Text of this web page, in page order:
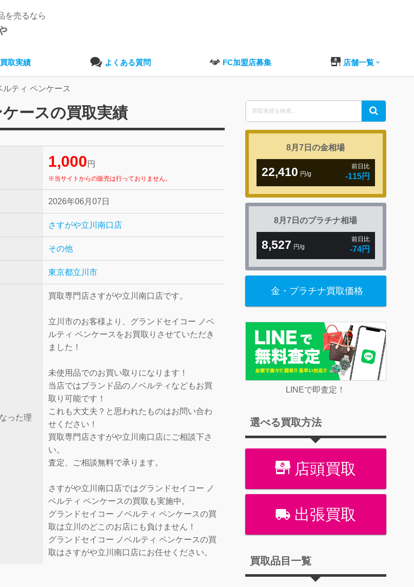
を売るなら
買取実績 よくある質問 FC加盟店募集 店舗一覧
ティ ペンケース
ースの買取実績
1,000 円
※当サイトからの販売は行っておりません。
2026年06月07日
さすがや立川南口店
その他
東京都立川市
った理
買取専門店さすがや立川南口店です。
立川市のお客様より、グランドセイコー ノベ
ルティ ペンケースをお買取りさせていただき
ました！
未使用品でのお買い取りになります！
当店ではブランド品のノベルティなどもお買
取り可能です！
これも大丈夫？と思われたものはお問い合わ
せください！
買取専門店さすがや立川南口店にご相談下さ
い。
査定、ご相談無料で承ります。
さすがや立川南口店ではグランドセイコー ノ
ベルティ ペンケースの買取も実施中。
グランドセイコー ノベルティ ペンケースの買
取は立川のどこのお店にも負けません！
グランドセイコー ノベルティ ペンケースの買
取はさすがや立川南口店にお任せください。
Search
for:
Search
8月7日の金相場
22,410 円/g
前日比
-115円
8月7日のプラチナ相場
8,527 円/g
前日比
-74円
金・プラチナ買取価格
LINEで即査定！
選べる買取方法
店頭買取
出張買取
買取品目一覧